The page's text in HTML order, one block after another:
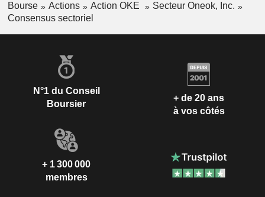
Bourse Actions Action OKE
Secteur Oneok, Inc.
Consensus sectoriel
N°1 du Conseil
Boursier
+ de 20 ans
à vos côtés
+ 1 300 000
membres